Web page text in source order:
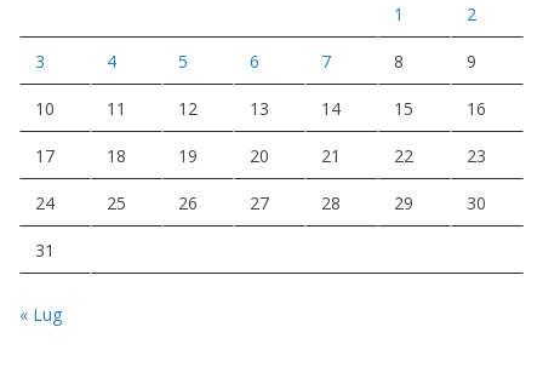
1 2
3 4 5 6 7 8 9
10 11 12 13 14 15 16
17 18 19 20 21 22 23
24 25 26 27 28 29 30
31
« Lug